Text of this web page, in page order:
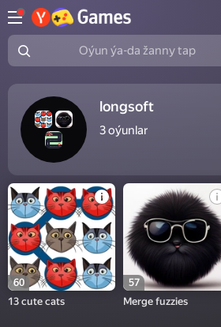
Oýun ýa-da žanny tap
longsoft
3oýunlar
60
13 cute cats
57
Merge fuzzies